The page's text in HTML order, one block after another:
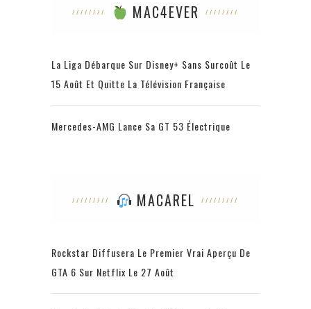
MAC4EVER
La Liga Débarque Sur Disney+ Sans Surcoût Le
15 Août Et Quitte La Télévision Française
Mercedes-AMG Lance Sa GT 53 Électrique
MACAREL
Rockstar Diffusera Le Premier Vrai Aperçu De
GTA 6 Sur Netflix Le 27 Août